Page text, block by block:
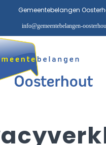
Gemeentebelangen
info@gemeentebelangen-